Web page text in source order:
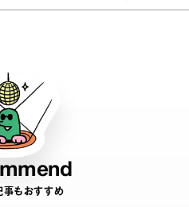
事もおすすめ